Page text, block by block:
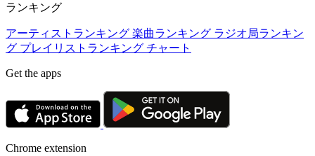
ランキング
アーティストランキング 楽曲ランキング ラジオ局ランキン
グ プレイリストランキング チャート
Get the apps
Chrome extension